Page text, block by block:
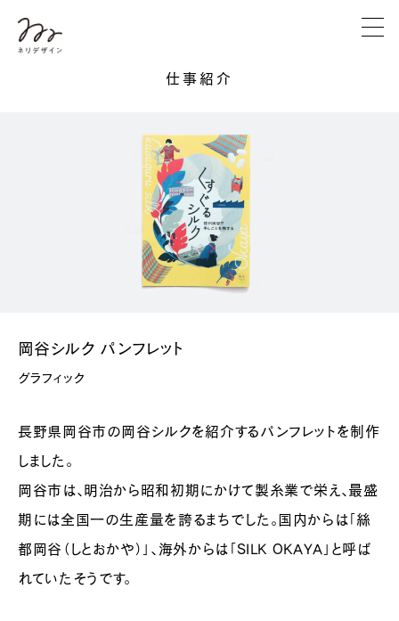
仕事紹介
岡谷シルク パンフレット
グラフィック
長野県岡谷市の岡谷シルクを紹介するパンフレットを制作
しました。
岡谷市は、明治から昭和初期にかけて製糸業で栄え、最盛
期には全国一の生産量を誇るまちでした。国内からは「絲
都岡谷（しとおかや）」、海外からは「SILK OKAYA」と呼ば
れていたそうです。